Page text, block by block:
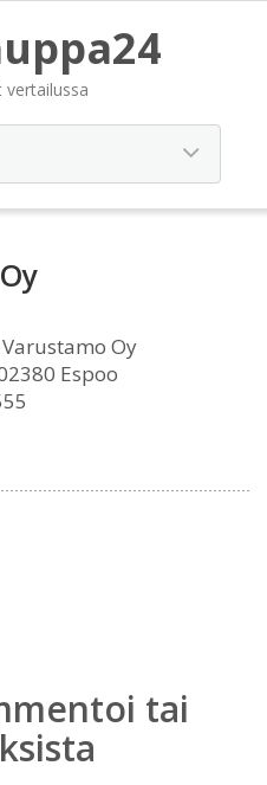
vertailussa
Varustamo Oy
Espoo
tai